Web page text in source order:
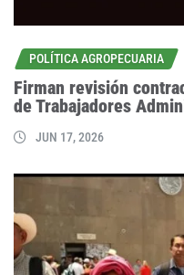
POLÍTICA AGROPECUARIA
Firman revisión
de Trabajadores
JUN 17, 2026